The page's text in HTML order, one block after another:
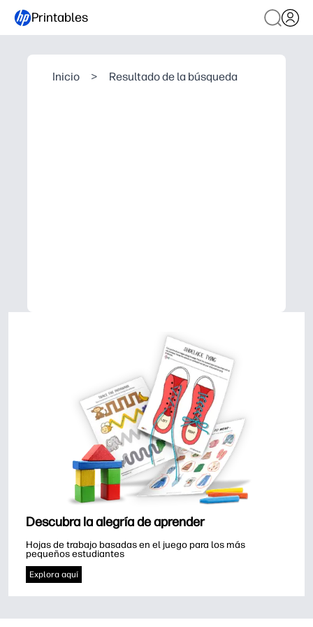
Printables
Inicio > Resultado de la búsqueda
Descubra la alegría de aprender
Hojas de trabajo basadas en el juego para los más
pequeños estudiantes
Explora aquí